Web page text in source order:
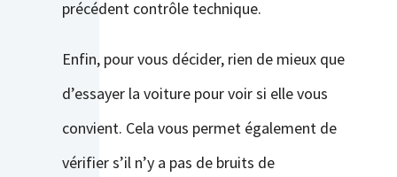
précédent contrôle technique.
Enfin, pour vous décider, rien de mieux que
d’essayer la voiture pour voir si elle vous
convient. Cela vous permet également de
vérifier s’il n’y a pas de bruits de